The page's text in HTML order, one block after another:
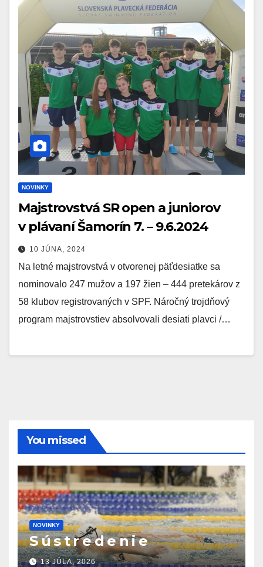
NOVINKY
Majstrovstvá SR open a juniorov
v plávaní Šamorín 7. – 9.6.2024
10 JÚNA, 2024
Na letné majstrovstvá v otvorenej päťdesiatke sa
nominovalo 247 mužov a 197 žien – 444 pretekárov z
58 klubov registrovaných v SPF. Náročný trojdňový
program majstrovstiev absolvovali desiati plavci /…
You missed
NOVINKY
S ú s t r e d e n i e
13 JÚLA, 2026